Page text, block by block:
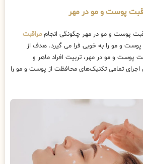
پوست و مو در مهر
پوست و مو در مهر چگونگی انجام مراقبت
و مو را به خوبی فرا می گیرد. هدف از
پوست و مو در مهر، تربیت افراد ماهر و
تمامی تکنیک‌های محافظت از پوست و مو را